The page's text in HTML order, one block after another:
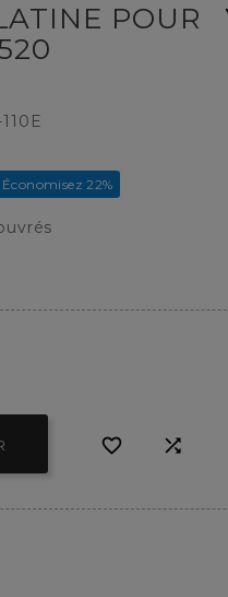
POUR
Économisez 22%
 